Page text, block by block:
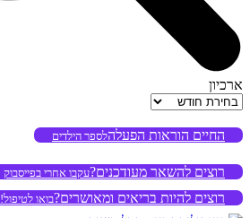
ארכיון
ארכיון
החיים הוראות הפעלהלספר הילדים
רוצים להשאר מעודכנים?עקבו אחרי בפייסבוק
רוצים להיות בריאים ומאושרים?בואו לטיפול!